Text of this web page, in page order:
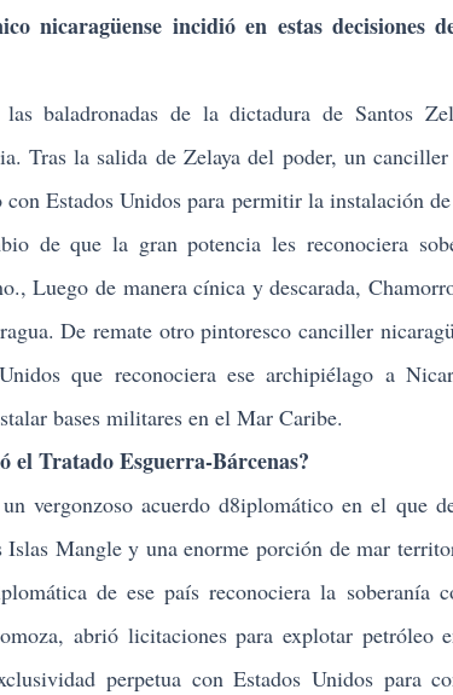
incidió en estas decisiones
baladronadas de la dictadura de Santos
Tras la salida de Zelaya del poder, un canciller
Estados Unidos para permitir la instalación
de que la gran potencia les reconociera
Luego de manera cínica y descarada,
De remate otro pintoresco canciller
que reconociera ese archipiélago a
bases militares en el Mar Caribe.
Tratado Esguerra-Bárcenas?
acuerdo d8iplomático en el que
Mangle y una enorme porción de mar
de ese país reconociera la soberanía
abrió licitaciones para explotar petróleo
perpetua con Estados Unidos para